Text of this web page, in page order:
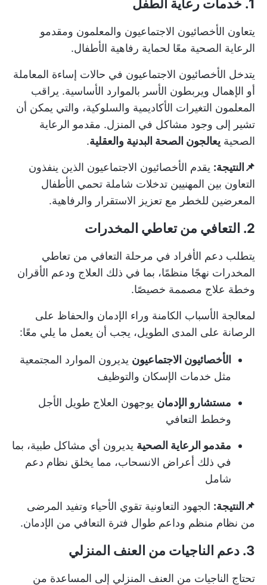
1. خدمات رعاية الطفل
يتعاون الأخصائيون الاجتماعيون والمعلمون ومقدمو
الرعاية الصحية معًا لحماية رفاهية الأطفال.
يتدخل الأخصائيون الاجتماعيون في حالات إساءة المعاملة
أو الإهمال ويربطون الأسر بالموارد الأساسية. يراقب
المعلمون التغيرات الأكاديمية والسلوكية، والتي يمكن أن
تشير إلى وجود مشاكل في المنزل. مقدمو الرعاية
الصحية يعالجون الصحة البدنية والعقلية.
📌النتيجة: يقدم الأخصائيون الاجتماعيون الذين ينفذون
التعاون بين المهنيين تدخلات شاملة تحمي الأطفال
المعرضين للخطر مع تعزيز الاستقرار والرفاهية.
2. التعافي من تعاطي المخدرات
يتطلب دعم الأفراد في مرحلة التعافي من تعاطي
المخدرات نهجًا منظمًا، بما في ذلك العلاج ودعم الأقران
وخطة علاج مصممة خصيصًا.
لمعالجة الأسباب الكامنة وراء الإدمان والحفاظ على
الرصانة على المدى الطويل، يجب أن يعمل ما يلي معًا:
الأخصائيون الاجتماعيون يديرون الموارد المجتمعية
مثل خدمات الإسكان والتوظيف
مستشارو الإدمان يوجهون العلاج طويل الأجل
وخطط التعافي
مقدمو الرعاية الصحية يديرون أي مشاكل طبية، بما
في ذلك أعراض الانسحاب، مما يخلق نظام دعم
شامل
📌النتيجة: الجهود التعاونية تقوي الأحياء وتفيد المرضى
من نظام منظم وداعم طوال فترة التعافي من الإدمان.
3. دعم الناجيات من العنف المنزلي
تحتاج الناجيات من العنف المنزلي إلى المساعدة من